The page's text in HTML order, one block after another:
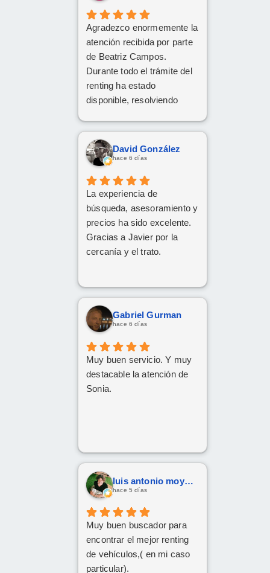
Agradezco enormemente la
atención recibida por parte
de Beatriz Campos.
Durante todo el trámite del
renting ha estado
disponible, resolviendo
amabilidad y mucha
claridad. La gestión ha sido
rápida y profesional. ¡Cinco
David González
hace 6 días
La experiencia de
búsqueda, asesoramiento y
precios ha sido excelente.
Gracias a Javier por la
cercanía y el trato.
Gabriel Gurman
hace 6 días
Muy buen servicio. Y muy
destacable la atención de
Sonia.
luis antonio moya fernandez
hace 5 días
Muy buen buscador para
encontrar el mejor renting
de vehículos,( en mi caso
particular).